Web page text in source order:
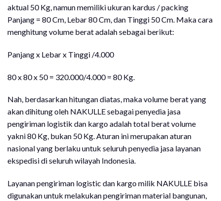
aktual 50 Kg, namun memiliki ukuran kardus / packing
Panjang = 80 Cm, Lebar 80 Cm, dan Tinggi 50 Cm. Maka cara
menghitung volume berat adalah sebagai berikut:
Panjang x Lebar x Tinggi /4.000
80 x 80 x 50 = 320.000/4.000 = 80 Kg.
Nah, berdasarkan hitungan diatas, maka volume berat yang
akan dihitung oleh NAKULLE sebagai penyedia jasa
pengiriman logistik dan kargo adalah total berat volume
yakni 80 Kg, bukan 50 Kg. Aturan ini merupakan aturan
nasional yang berlaku untuk seluruh penyedia jasa layanan
ekspedisi di seluruh wilayah Indonesia.
Layanan pengiriman logistic dan kargo milik NAKULLE bisa
digunakan untuk melakukan pengiriman material bangunan,